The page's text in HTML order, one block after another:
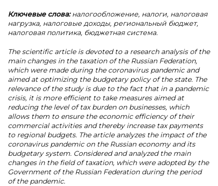
Ключевые слова:налогообложение, налоги, налоговая
нагрузка, налоговые доходы, региональный бюджет,
налоговая политика, бюджетная система.
The scientific article is devoted to a research analysis of the
main changes in the taxation of the Russian Federation,
which were made during the coronavirus pandemic and
aimed at optimizing the budgetary policy of the state. The
relevance of the study is due to the fact that in a pandemic
crisis, it is more efficient to take measures aimed at
reducing the level of tax burden on businesses, which
allows them to ensure the economic efficiency of their
commercial activities and thereby increase tax payments
to regional budgets. The article analyzes the impact of the
coronavirus pandemic on the Russian economy and its
budgetary system. Considered and analyzed the main
changes in the field of taxation, which were adopted by the
Government of the Russian Federation during the period
of the pandemic.